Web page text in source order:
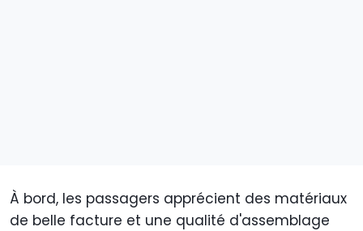
À bord, les passagers apprécient des matériaux
de belle facture et une qualité d'assemblage